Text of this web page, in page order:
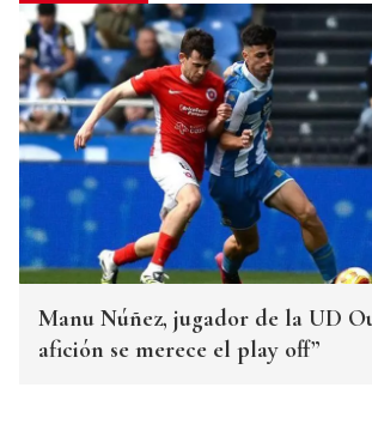
Manu Núñez, jugador de la UD
afición se merece el play off”